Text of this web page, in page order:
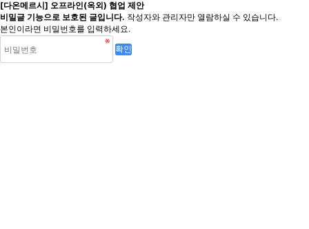
[다온메르시] 오프라인(옥외) 협업 제안
비밀글 기능으로 보호된 글입니다. 작성자와 관리자만 열람하실 수 있습니다.
본인이라면 비밀번호를 입력하세요.